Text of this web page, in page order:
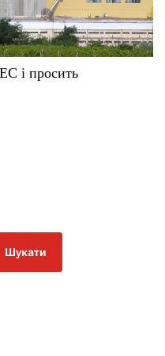
і просить